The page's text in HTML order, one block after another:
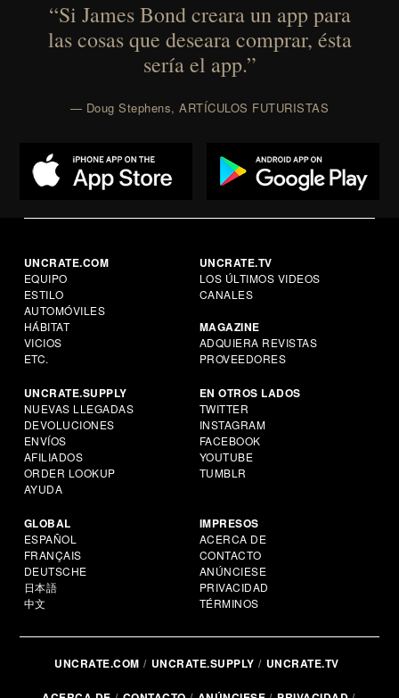
“Si James Bond creara un app para
las cosas que deseara comprar, ésta
sería el app.”
— Doug Stephens, ARTÍCULOS FUTURISTAS
UNCRATE.COM
EQUIPO
ESTILO
AUTOMÓVILES
HÁBITAT
VICIOS
ETC.
UNCRATE.TV
LOS ÚLTIMOS VIDEOS
CANALES
MAGAZINE
ADQUIERA REVISTAS
PROVEEDORES
UNCRATE.SUPPLY
NUEVAS LLEGADAS
DEVOLUCIONES
ENVÍOS
AFILIADOS
ORDER LOOKUP
AYUDA
EN OTROS LADOS
TWITTER
INSTAGRAM
FACEBOOK
YOUTUBE
TUMBLR
GLOBAL
ESPAÑOL
FRANÇAIS
DEUTSCHE
日本語
中文
IMPRESOS
ACERCA DE
CONTACTO
ANÚNCIESE
PRIVACIDAD
TÉRMINOS
UNCRATE.COM UNCRATE.SUPPLY UNCRATE.TV